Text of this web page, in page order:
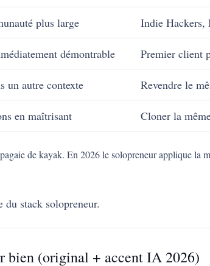
plus large Indie Hackers,
démontrable Premier client
un autre contexte Revendre le
en maîtrisant Cloner la
de kayak. En 2026 le solopreneur applique la
stack solopreneur.
bien (original + accent IA 2026)